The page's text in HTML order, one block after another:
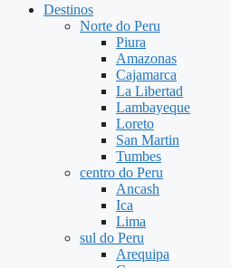
Destinos
Norte do Peru
Piura
Amazonas
Cajamarca
La Libertad
Lambayeque
Loreto
San Martin
Tumbes
centro do Peru
Ancash
Ica
Lima
sul do Peru
Arequipa